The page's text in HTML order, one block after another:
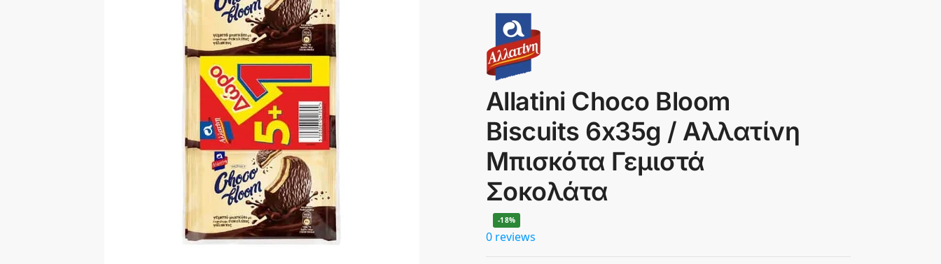
Allatini Choco Bloom
Biscuits 6x35g / Αλλατίνη
Μπισκότα Γεμιστά
Σοκολάτα
-18%
0 reviews